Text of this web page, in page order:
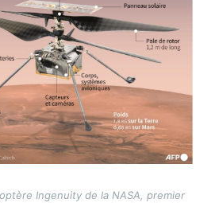
Ingenuity de la NASA, premier